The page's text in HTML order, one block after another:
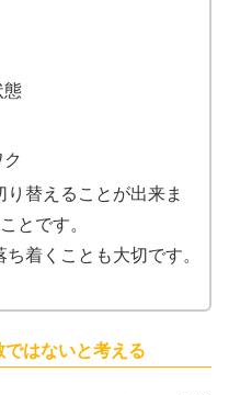
態
替えることが出来ま
とです。
着くことも大切です。
はないと考える